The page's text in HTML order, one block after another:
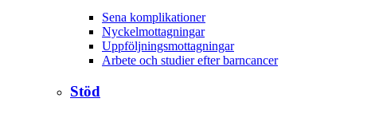
Sena komplikationer
Nyckelmottagningar
Uppföljningsmottagningar
Arbete och studier efter barncancer
Stöd